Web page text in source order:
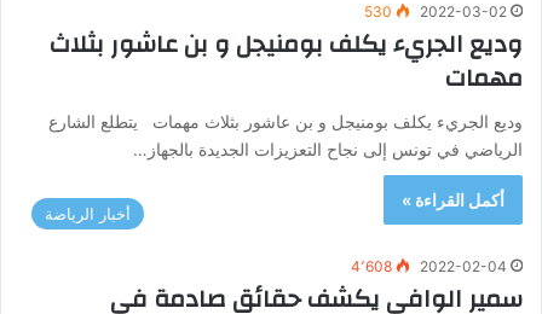
2022-03-02
530
وديع الجريء يكلف بومنيجل و بن عاشور بثلاث
مهمات
وديع الجريء يكلف بومنيجل و بن عاشور بثلاث مهمات يتطلع الشارع
الرياضي في تونس إلى نجاح التعزيزات الجديدة بالجهاز…
أكمل القراءة »
أخبار الرياضة
2022-02-04 4٬608
سمير الوافي يكشف حقائق صادمة في